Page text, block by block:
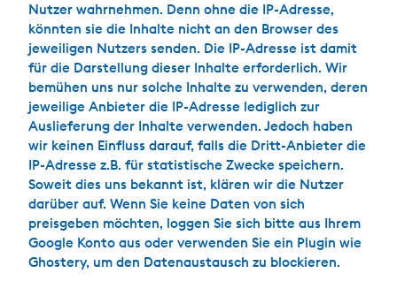
Nutzer wahrnehmen. Denn ohne die IP-Adresse,
könnten sie die Inhalte nicht an den Browser des
jeweiligen Nutzers senden. Die IP-Adresse ist damit
für die Darstellung dieser Inhalte erforderlich. Wir
bemühen uns nur solche Inhalte zu verwenden, deren
jeweilige Anbieter die IP-Adresse lediglich zur
Auslieferung der Inhalte verwenden. Jedoch haben
wir keinen Einfluss darauf, falls die Dritt-Anbieter die
IP-Adresse z.B. für statistische Zwecke speichern.
Soweit dies uns bekannt ist, klären wir die Nutzer
darüber auf. Wenn Sie keine Daten von sich
preisgeben möchten, loggen Sie sich bitte aus Ihrem
Google Konto aus oder verwenden Sie ein Plugin wie
Ghostery, um den Datenaustausch zu blockieren.